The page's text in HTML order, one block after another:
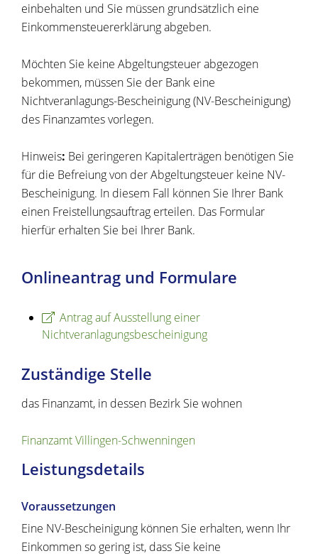
einbehalten und Sie müssen grundsätzlich eine
Einkommensteuererklärung abgeben.
Möchten Sie keine Abgeltungsteuer abgezogen
bekommen, müssen Sie der Bank eine
Nichtveranlagungs-Bescheinigung (NV-Bescheinigung)
des Finanzamtes vorlegen.
Hinweis: Bei geringeren Kapitalerträgen benötigen Sie
für die Befreiung von der Abgeltungsteuer keine NV-
Bescheinigung. In diesem Fall können Sie Ihrer Bank
einen Freistellungsauftrag erteilen. Das Formular
hierfür erhalten Sie bei Ihrer Bank.
Onlineantrag und Formulare
Antrag auf Ausstellung einer
Nichtveranlagungsbescheinigung
Zuständige Stelle
das Finanzamt, in dessen Bezirk Sie wohnen
Finanzamt Villingen-Schwenningen
Leistungsdetails
Voraussetzungen
Eine NV-Bescheinigung können Sie erhalten, wenn Ihr
Einkommen so gering ist, dass Sie keine